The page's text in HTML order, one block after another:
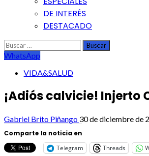
DE INTERÉS
DESTACADO
Buscar:
WhatsApp
VIDA&SALUD
¡Adiós calvicie! Injerto
Gabriel Brito Piñango 30 de diciembre de
Comparte la noticia en
Telegram
Threads